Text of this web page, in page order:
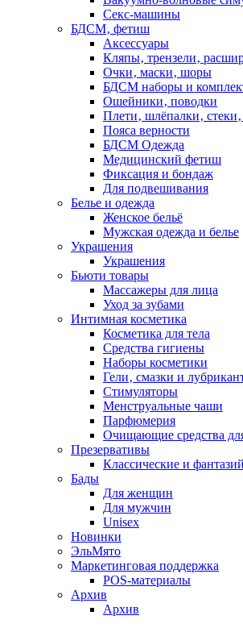
Секс-машины
БДСМ‚ фетиш
Аксессуары
Кляпы‚ трензели‚
Очки‚ маски‚ шоры
БДСМ наборы и
Ошейники‚ поводки
Плети‚ шлёпалки‚
Пояса верности
БДСМ Одежда
Медицинский фетиш
Фиксация и бондаж
Для подвешивания
Белье и одежда
Женское бельё
Мужская одежда и белье
Украшения
Украшения
Бьюти товары
Массажеры для лица
Уход за зубами
Интимная косметика
Косметика для тела
Средства гигиены
Наборы косметики
Гели‚ смазки и
Стимуляторы
Менструальные чаши
Парфюмерия
Очищающие средства
Презервативы
Классические и
Бады
Для женщин
Для мужчин
Unisex
Новинки
ЭльМято
Маркетинговая поддержка
POS-материалы
Архив
Архив